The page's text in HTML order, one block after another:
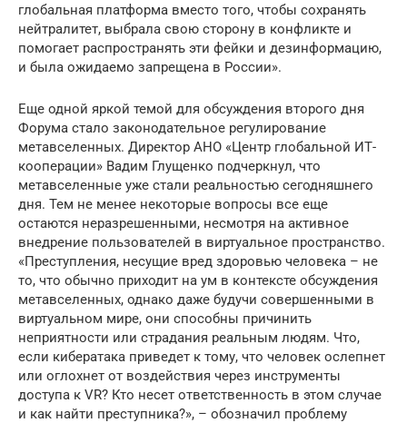
глобальная платформа вместо того, чтобы сохранять
нейтралитет, выбрала свою сторону в конфликте и
помогает распространять эти фейки и дезинформацию,
и была ожидаемо запрещена в России».
Еще одной яркой темой для обсуждения второго дня
Форума стало законодательное регулирование
метавселенных. Директор АНО «Центр глобальной ИТ-
кооперации» Вадим Глущенко подчеркнул, что
метавселенные уже стали реальностью сегодняшнего
дня. Тем не менее некоторые вопросы все еще
остаются неразрешенными, несмотря на активное
внедрение пользователей в виртуальное пространство.
«Преступления, несущие вред здоровью человека – не
то, что обычно приходит на ум в контексте обсуждения
метавселенных, однако даже будучи совершенными в
виртуальном мире, они способны причинить
неприятности или страдания реальным людям. Что,
если кибератака приведет к тому, что человек ослепнет
или оглохнет от воздействия через инструменты
доступа к VR? Кто несет ответственность в этом случае
и как найти преступника?», – обозначил проблему